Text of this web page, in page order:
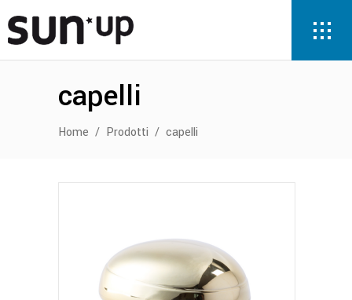
capelli
Home / Prodotti / capelli